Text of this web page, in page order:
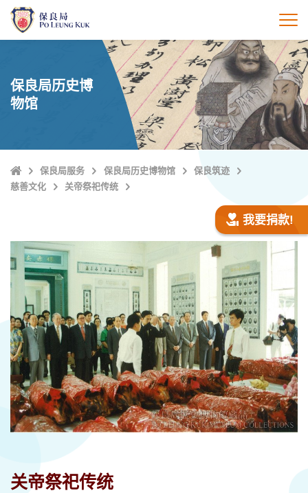
打
保良局历史博
物馆
Home保良局服务 保良局历史博物馆
保良筑迹
慈善文化
关帝祭祀传统
我要捐款!
关帝祭祀传统